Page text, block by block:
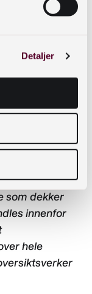
Detaljer
video.
og
desse:
som dekker
innenfor
hele